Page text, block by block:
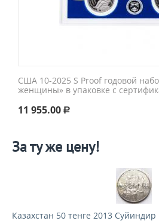
США 10-2025 S Proof годовой
женщины» в упаковке с
11 955.00 Р
За ту же цену!
Казахстан 50 тенге 2013 Суйиндир